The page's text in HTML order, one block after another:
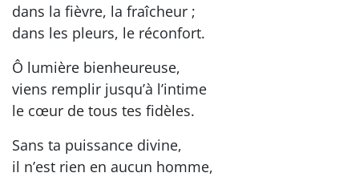
dans la fièvre, la fraîcheur ;
dans les pleurs, le réconfort.
Ô lumière bienheureuse,
viens remplir jusqu’à l’intime
le cœur de tous tes fidèles.
Sans ta puissance divine,
il n’est rien en aucun homme,